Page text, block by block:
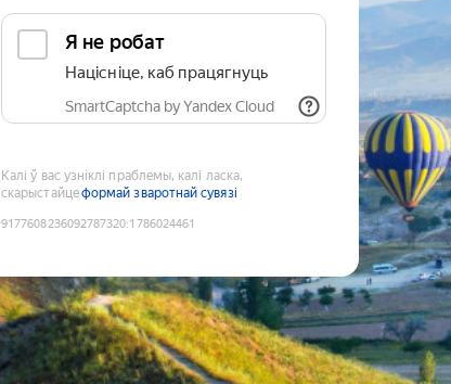
Я не робат
Націсніце, каб працягнуць
SmartCaptcha by Yandex Cloud
Калі ў вас узніклі праблемы, калі ласка,
скарыстайцеформай зваротнай сувязі
9177608236092787320:1786024461